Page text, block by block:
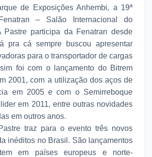
de Exposições Anhembi, a 19ª
– Salão Internacional do
Pastre participa da Fenatran desde
pra cá sempre buscou apresentar
para o transportador de cargas
foi com o lançamento do Bitrem
2001, com a utilização dos aços de
em 2005 e com o Semirreboque
em 2011, entre outras novidades
em outros anos.
traz para o evento três novos
inéditos no Brasil. São lançamentos
em países europeus e norte-